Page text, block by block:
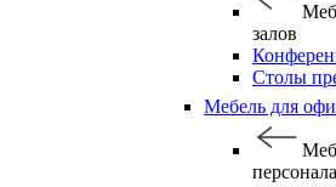
залов
Столы
Мебель для
персонала